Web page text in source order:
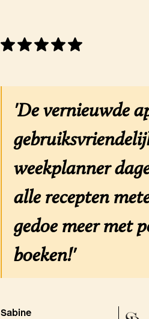
'De vernieuwde
weekplanner
alle recepten
gedoe meer met
boeken!'
Sabine